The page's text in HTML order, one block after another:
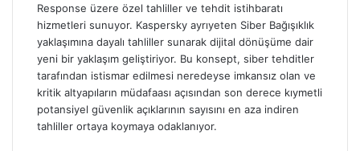
Response üzere özel tahliller ve tehdit istihbaratı
hizmetleri sunuyor. Kaspersky ayrıyeten Siber Bağışıklık
yaklaşımına dayalı tahliller sunarak dijital dönüşüme dair
yeni bir yaklaşım geliştiriyor. Bu konsept, siber tehditler
tarafından istismar edilmesi neredeyse imkansız olan ve
kritik altyapıların müdafaası açısından son derece kıymetli
potansiyel güvenlik açıklarının sayısını en aza indiren
tahliller ortaya koymaya odaklanıyor.